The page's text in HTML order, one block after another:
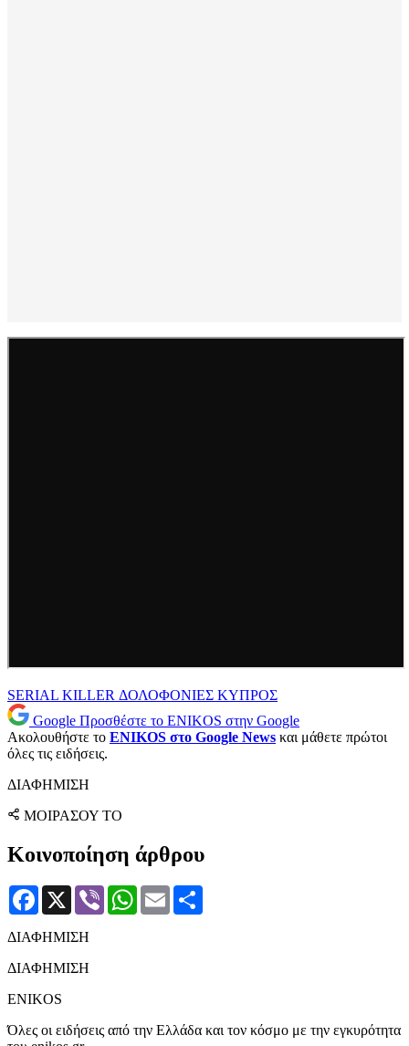
SERIAL KILLER ΔΟΛΟΦΟΝΙΕΣ ΚΥΠΡΟΣ
Google Προσθέστε το ENIKOS στην Google
Ακολουθήστε το ENIKOS στο Google News και μάθετε πρώτοι
όλες τις ειδήσεις.
ΔΙΑΦΗΜΙΣΗ
ΜΟΙΡΑΣΟΥ ΤΟ
Κοινοποίηση άρθρου
Facebook
X Viber WhatsApp
Email
ΔΙΑΦΗΜΙΣΗ
ΔΙΑΦΗΜΙΣΗ
ENIKOS
Όλες οι ειδήσεις από την Ελλάδα και τον κόσμο με την εγκυρότητα